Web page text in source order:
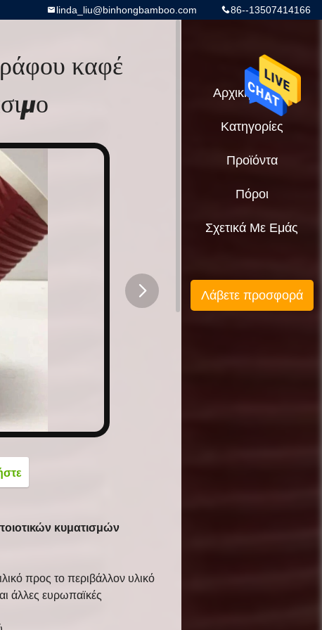
86--13507414166
linda_liu@binhongbamboo.com
καφέ
κυματισμών
προς το περιβάλλον υλικό
άλλες ευρωπαϊκές
Αρχική Σελίδα
Κατηγορίες
Προϊόντα
Πόροι
Σχετικά Με Εμάς
Λάβετε προσφορά